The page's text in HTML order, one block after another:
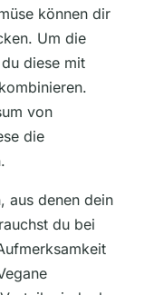
können dir
Um die
diese mit
von
die
aus denen dein
du bei